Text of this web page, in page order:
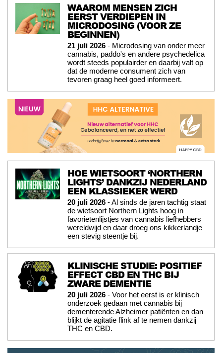
WAAROM MENSEN ZICH
EERST VERDIEPEN IN
MICRODOSING (VOOR ZE
BEGINNEN)
21 juli 2026 - Microdosing van onder meer
cannabis, paddo's en andere psychedelica
wordt steeds populairder en daarbij valt op
dat de moderne consument zich van
tevoren graag heel goed informeert.
HOE WIETSOORT ‘NORTHERN
LIGHTS’ DANKZIJ NEDERLAND
EEN KLASSIEKER WERD
20 juli 2026 - Al sinds de jaren tachtig staat
de wietsoort Northern Lights hoog in
favorietenlijstjes van cannabis liefhebbers
wereldwijd en daar droeg ons kikkerlandje
een stevig steentje bij.
KLINISCHE STUDIE: POSITIEF
EFFECT CBD EN THC BIJ
ZWARE DEMENTIE
20 juli 2026 - Voor het eerst is er klinisch
onderzoek gedaan met cannabis bij
dementerende Alzheimer patiënten en dan
blijkt de agitatie flink af te nemen dankzij
THC en CBD.